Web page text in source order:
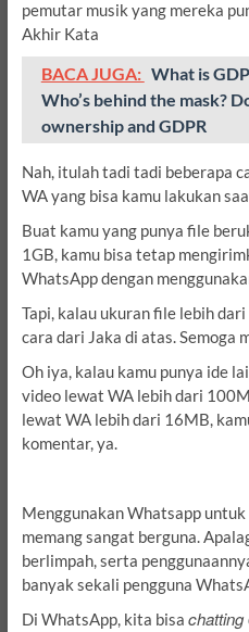
pemutar musik yang mereka
Akhir Kata
BACA JUGA: What is
Who’s behind the mask?
ownership and GDPR
Nah, itulah tadi tadi beberapa
WA yang bisa kamu lakukan
Buat kamu yang punya file
1GB, kamu bisa tetap
WhatsApp dengan
Tapi, kalau ukuran file lebih
cara dari Jaka di atas. Semoga
Oh iya, kalau kamu punya ide
video lewat WA lebih dari
lewat WA lebih dari 16MB,
komentar, ya.
Menggunakan Whatsapp
memang sangat berguna.
berlimpah, serta
banyak sekali pengguna
Di WhatsApp, kita bisa chatting